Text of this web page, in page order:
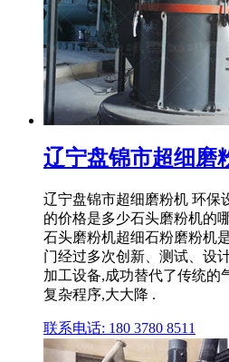
辽宁盘锦市超细磨
辽宁盘锦市超细磨粉机 环保
的价格是多少石头磨粉机的
石头磨粉机超细石粉磨粉机
门经过多次创新、测试、设
加工设备,成功替代了传统的
复杂程序,大大降 .
联系电话: 180 3780 8511